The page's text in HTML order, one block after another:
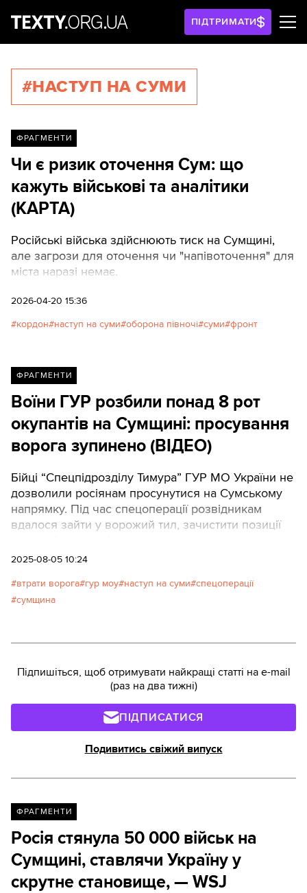
ПІДТРИМАТИ
#НАСТУП НА СУМИ
ФРАГМЕНТИ
Чи є ризик оточення Сум: що
кажуть військові та аналітики
(КАРТА)
Російські війська здійснюють тиск на Сумщині,
але загрози для оточення чи "напівоточення" для
міста наразі немає.
2026-04-20 15:36
кордон наступ на суми оборона півночі суми фронт
ФРАГМЕНТИ
Воїни ГУР розбили понад 8 рот
окупантів на Сумщині: просування
ворога зупинено (ВІДЕО)
Бійці “Спецпідрозділу Тимура” ГУР МО України не
дозволили росіянам просунутися на Сумському
напрямку. Під час спецоперації розвідникам
вдалося зайти у ворожий тил, зачистити позиції
2025-08-05 10:24
втрати ворога гур моу наступ на суми спецоперації
сумщина
Підпишіться, щоб отримувати найкращі статті на e-mail
(раз на два тижні)
ПІДПИСАТИСЯ
Подивитись свіжий випуск
ФРАГМЕНТИ
Росія стянула 50 000 військ на
Сумщині, ставлячи Україну у
скрутне становище, — WSJ